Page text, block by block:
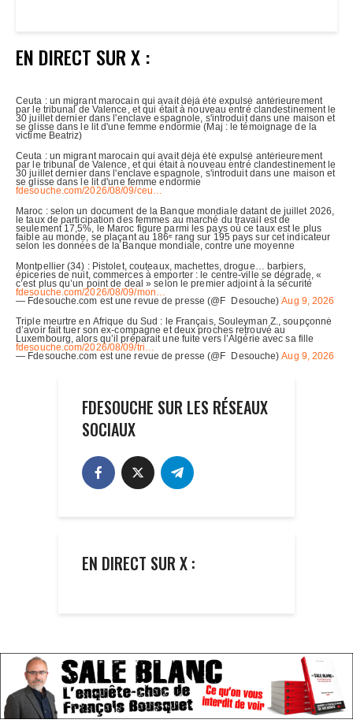
EN DIRECT SUR X :
FDESOUCHE SUR LES RÉSEAUX
SOCIAUX
EN DIRECT SUR X :